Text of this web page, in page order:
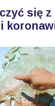
się z